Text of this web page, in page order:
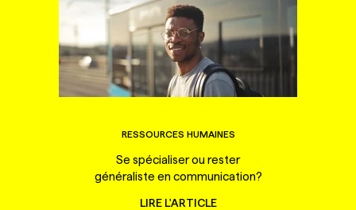
RESSOURCES HUMAINES
Se spécialiser ou rester
généraliste en communication?
LIRE L'ARTICLE